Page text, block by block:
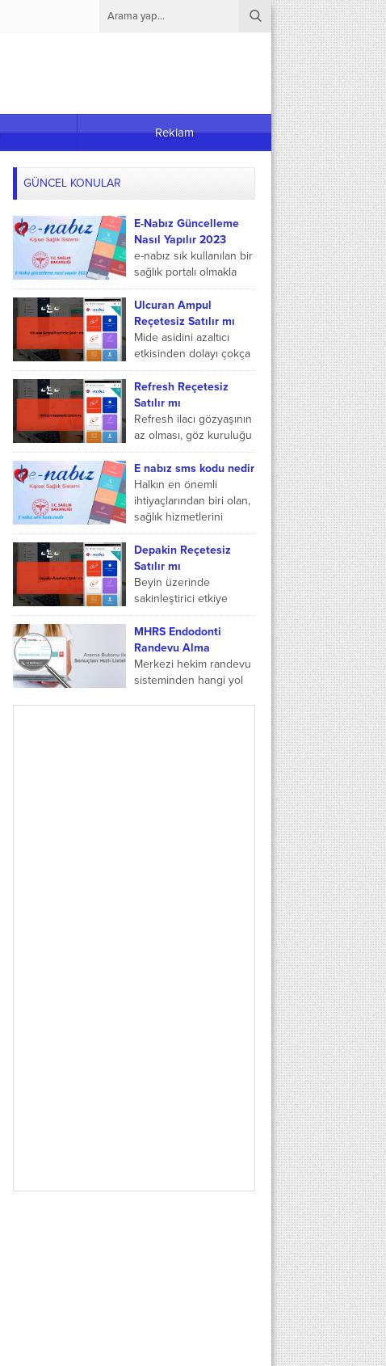
Reklam
GÜNCEL KONULAR
E-Nabız Güncelleme
Nasıl Yapılır 2023
e-nabız sık kullanılan bir
sağlık portalı olmakla
birlikte, en güncel
halinden de
yararlanılmak
istenmektedir. E-nabız
güncelleme nasıl yapılır
2023 diye...
Ulcuran Ampul
Reçetesiz Satılır mı
Mide asidini azaltıcı
etkisinden dolayı çokça
tercih edilen Ulcuran
ampul, berrak bir çözelti
yapısındadır. Bir ambalaj
içerisinden toplam 10
adet...
Refresh Reçetesiz
Satılır mı
Refresh ilacı gözyaşının
az olması, göz kuruluğu
gibi durumlarda
kullanılan bir göz
damlası ilacıdır. Bu ilacın
bazı çeşitleri de
bulunmakta...
E nabız sms kodu nedir
Halkın en önemli
ihtiyaçlarından biri olan,
sağlık hizmetlerini
kesintisiz hızlı bir
şekilde sunan,
kullanıcılarının sağlık
verilerini düzenleyen e
nabız uygulaması,...
Depakin Reçetesiz
Satılır mı
Beyin üzerinde
sakinleştirici etkiye
sahip olan ve sara
hastalığının tedavisinde
kullanılan Depakin
reçetesiz satılır mı?
Reçete olmadan bu ilacı
MHRS Endodonti
Randevu Alma
Merkezi hekim randevu
sisteminden hangi yol